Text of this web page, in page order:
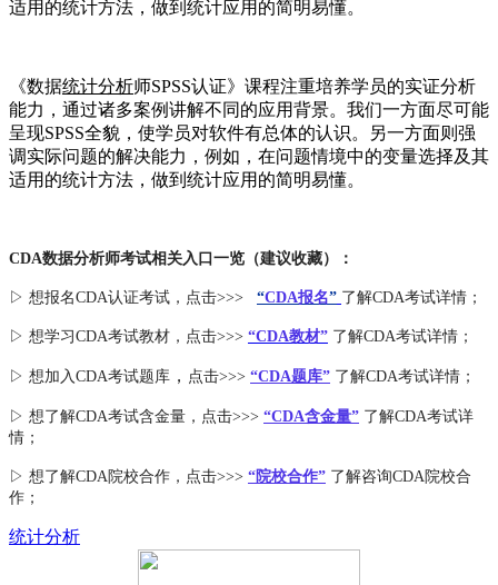
适用的统计方法，做到统计应用的简明易懂。
《数据统计分析师SPSS认证》课程注重培养学员的实证分析
能力，通过诸多案例讲解不同的应用背景。我们一方面尽可能
呈现SPSS全貌，使学员对软件有总体的认识。另一方面则强
调实际问题的解决能力，例如，在问题情境中的变量选择及其
适用的统计方法，做到统计应用的简明易懂。
CDA数据分析师考试相关入口一览（建议收藏）：
▷ 想报名CDA认证考试，点击>>> “CDA报名” 了解CDA考试详情；
▷ 想学习CDA考试教材，点击>>> “CDA教材” 了解CDA考试详情；
▷ 想加入CDA考试题库 ， 点击>>> “CDA题库” 了解CDA考试详情；
▷ 想了解CDA考试含金量 ，点击>>> “CDA含金量” 了解CDA考试详
情；
▷ 想了解CDA院校合作 ，点击>>> “院校合作” 了解咨询CDA院校合
作；
统计分析